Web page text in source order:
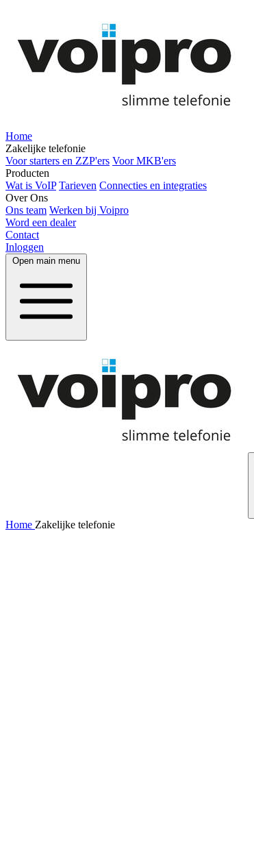
Home
Zakelijke telefonie
Voor starters en ZZP'ers Voor MKB'ers
Producten
Wat is VoIP Tarieven Connecties en integraties
Over Ons
Ons team Werken bij Voipro
Word een dealer
Contact
Inloggen
Open main menu
Home Zakelijke telefonie